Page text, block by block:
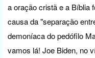
a oração cristã e a Bíblia
causa da "separação
demoníaca do pedófilo
vamos lá! Joe Biden, no